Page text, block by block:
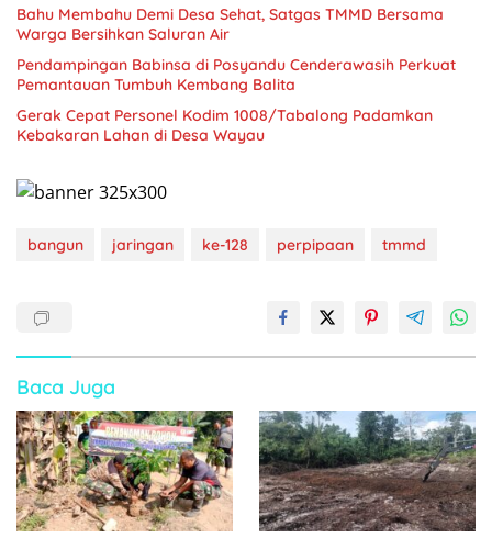
Bahu Membahu Demi Desa Sehat, Satgas TMMD Bersama
Warga Bersihkan Saluran Air
Pendampingan Babinsa di Posyandu Cenderawasih Perkuat
Pemantauan Tumbuh Kembang Balita
Gerak Cepat Personel Kodim 1008/Tabalong Padamkan
Kebakaran Lahan di Desa Wayau
bangun jaringan ke-128 perpipaan tmmd
Baca Juga